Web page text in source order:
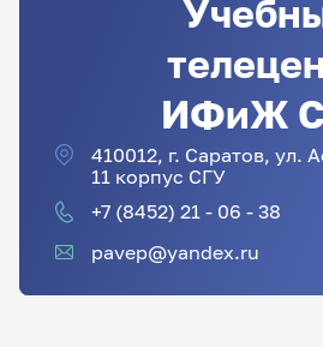
ИФиЖ
410012, г. Саратов, ул.
11 корпус СГУ
+7 (8452) 21 - 06 - 38
pavep@yandex.ru